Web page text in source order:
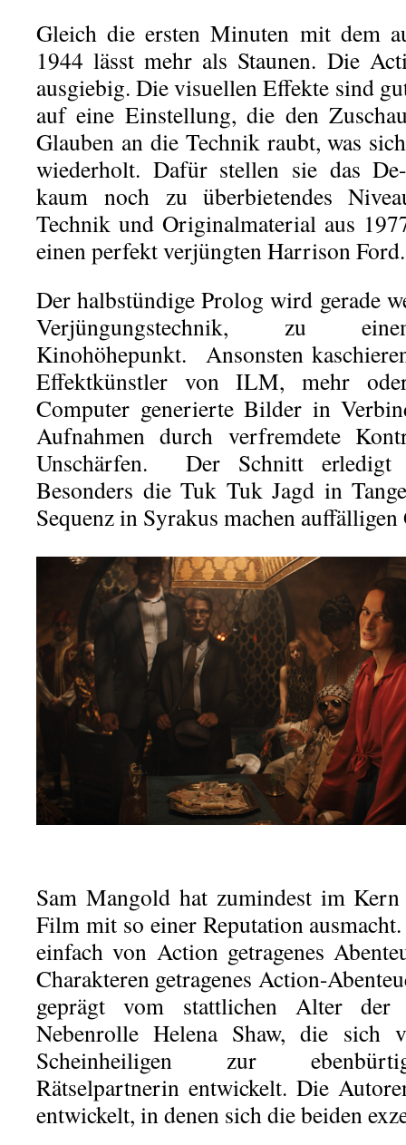
Gleich die ersten Minuten mit dem
1944 lässt mehr als Staunen. Die
ausgiebig. Die visuellen Effekte sind
auf eine Einstellung, die den
Glauben an die Technik raubt, was
wiederholt. Dafür stellen sie das
kaum noch zu überbietendes
Technik und Originalmaterial aus
einen perfekt verjüngten Harrison Ford.
Der halbstündige Prolog wird gerade
Verjüngungstechnik, zu
Kinohöhepunkt. Ansonsten
Effektkünstler von ILM, mehr
Computer generierte Bilder in
Aufnahmen durch verfremdete
Unschärfen. Der Schnitt erledigt
Besonders die Tuk Tuk Jagd in
Sequenz in Syrakus machen auffälligen
Sam Mangold hat zumindest im Kern
Film mit so einer Reputation
einfach von Action getragenes
Charakteren getragenes Action-
geprägt vom stattlichen Alter
Nebenrolle Helena Shaw, die sich
Scheinheiligen zur
Rätselpartnerin entwickelt. Die
entwickelt, in denen sich die beiden